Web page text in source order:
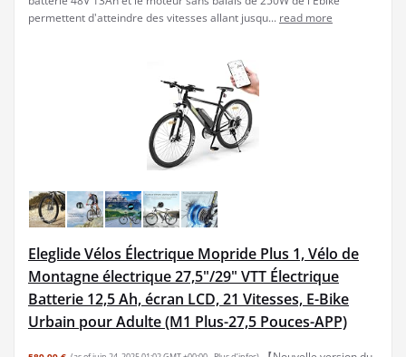
permettent d'atteindre des vitesses allant jusqu... read more
Eleglide Vélos Électrique Mopride Plus 1, Vélo de
Montagne électrique 27,5"/29" VTT Électrique
Batterie 12,5 Ah, écran LCD, 21 Vitesses, E-Bike
Urbain pour Adulte (M1 Plus-27,5 Pouces-APP)